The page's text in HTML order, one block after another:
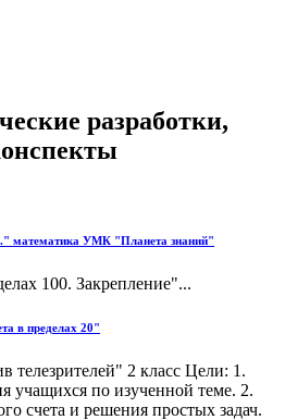
разработки,
математика УМК "Планета знаний"
100. Закрепление"...
в пределах 20"
телезрителей" 2 класс Цели: 1.
учащихся по изученной теме. 2.
счета и решения простых задач.